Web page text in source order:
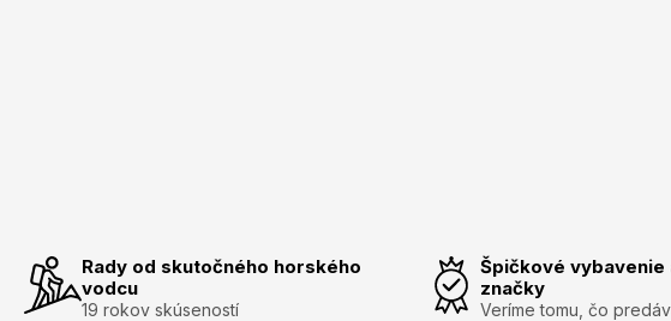
Rady od skutočného horského
vodcu
19 rokov skúseností
Špičkové vybavenie
značky
Veríme tomu, čo